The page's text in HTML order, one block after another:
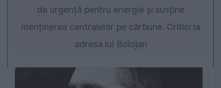
de urgență pentru energie și susține
menținerea centralelor pe cărbune. Critici la
adresa lui Bolojan